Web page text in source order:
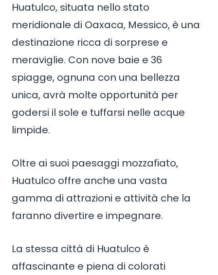
Huatulco, situata nello stato
meridionale di Oaxaca, Messico, è una
destinazione ricca di sorprese e
meraviglie. Con nove baie e 36
spiagge, ognuna con una bellezza
unica, avrà molte opportunità per
godersi il sole e tuffarsi nelle acque
limpide.
Oltre ai suoi paesaggi mozzafiato,
Huatulco offre anche una vasta
gamma di attrazioni e attività che la
faranno divertire e impegnare.
La stessa città di Huatulco è
affascinante e piena di colorati